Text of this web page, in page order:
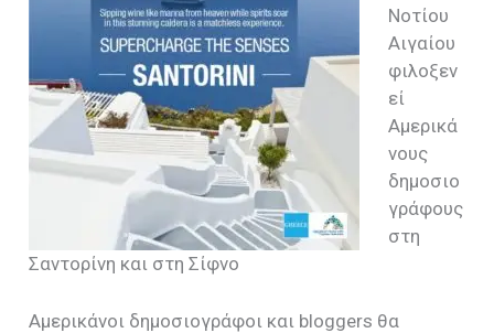
Νοτίου
Αιγαίου
φιλοξεν
εί
Αμερικά
νους
δημοσιο
γράφους
στη
Σαντορίνη και στη Σίφνο
Αμερικάνοι δημοσιογράφοι και bloggers θα